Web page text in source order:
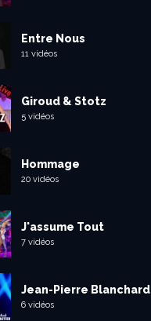
Entre Nous
11 vidéos
Giroud & Stotz
5 vidéos
Hommage
20 vidéos
J'assume Tout
7 vidéos
Jean-Pierre Blanchard
6 vidéos